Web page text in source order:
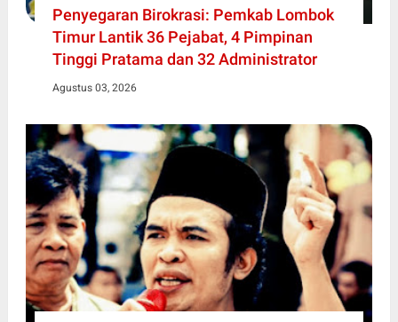
Penyegaran Birokrasi: Pemkab Lombok
Timur Lantik 36 Pejabat, 4 Pimpinan
Tinggi Pratama dan 32 Administrator
Agustus 03, 2026